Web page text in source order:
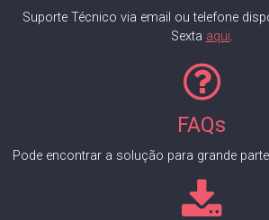
Suporte Técnico via email ou telefone
Sexta aqui.
FAQs
Pode encontrar a solução para grande